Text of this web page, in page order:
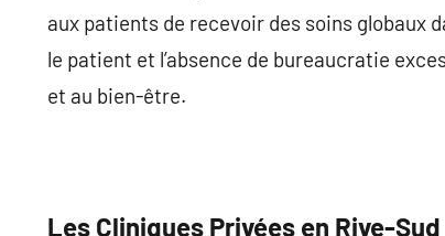
aux patients de recevoir des soins globaux
le patient et l’absence de bureaucratie
et au bien-être.
Les Cliniques Privées en Rive-Sud